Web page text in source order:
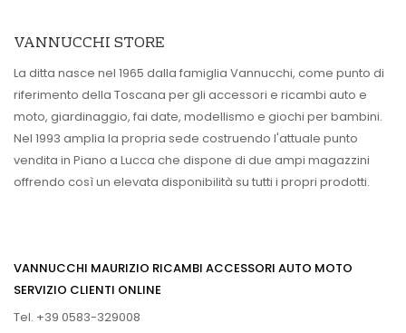
VANNUCCHI STORE
La ditta nasce nel 1965 dalla famiglia Vannucchi, come punto di
riferimento della Toscana per gli accessori e ricambi auto e
moto, giardinaggio, fai date, modellismo e giochi per bambini.
Nel 1993 amplia la propria sede costruendo l'attuale punto
vendita in Piano a Lucca che dispone di due ampi magazzini
offrendo così un elevata disponibilità su tutti i propri prodotti.
VANNUCCHI MAURIZIO RICAMBI ACCESSORI AUTO MOTO
SERVIZIO CLIENTI ONLINE
Tel. +39 0583-329008